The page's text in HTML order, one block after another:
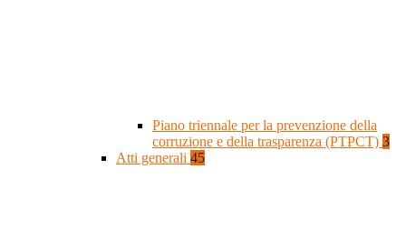
Piano triennale per la prevenzione della
corruzione e della trasparenza (PTPCT) 3
Atti generali 45